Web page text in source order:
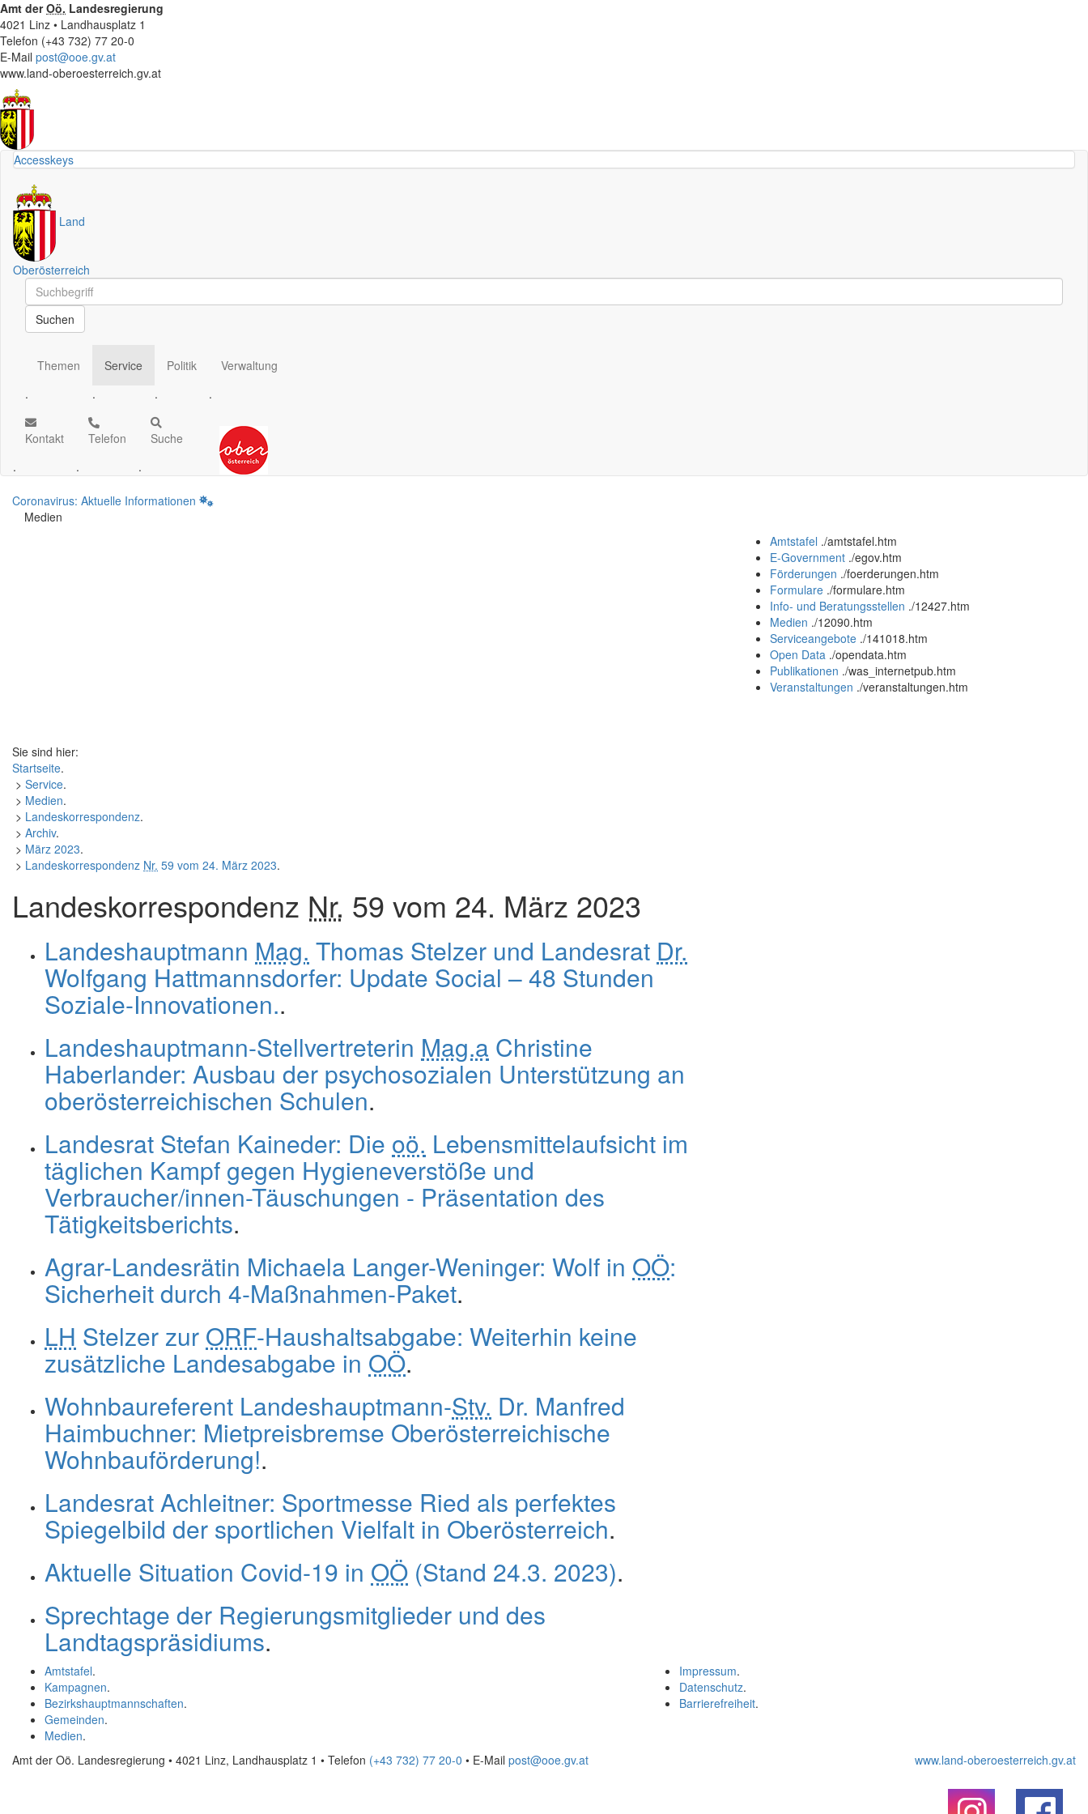
Amt derOö. Landesregierung
4021 Linz • Landhausplatz 1
Telefon (+43 732) 77 20-0
E-Mail post@ooe.gv.at
www.land-oberoesterreich.gv.at
Accesskeys
Land
Oberösterreich
Schnellsuche
Schnellsuche
Suchen
Themen
.
Service
.
Politik
.
Verwaltung
.
Kontakt
.
Telefon
.
Suche
.
Coronavirus: Aktuelle Informationen
Medien
Amtstafel ./amtstafel.htm
E-Government ./egov.htm
Förderungen ./foerderungen.htm
Formulare ./formulare.htm
Info- und Beratungsstellen ./12427.htm
Medien ./12090.htm
Serviceangebote ./141018.htm
Open Data ./opendata.htm
Publikationen ./was_internetpub.htm
Veranstaltungen ./veranstaltungen.htm
Sie sind hier:
Startseite.
> Service.
> Medien.
> Landeskorrespondenz.
> Archiv.
> März 2023.
> Landeskorrespondenz Nr. 59 vom 24. März 2023.
Landeskorrespondenz Nr. 59 vom 24. März 2023
Landeshauptmann Mag. Thomas Stelzer und Landesrat Dr.
Wolfgang Hattmannsdorfer: Update Social – 48 Stunden
Soziale-Innovationen..
Landeshauptmann-Stellvertreterin Mag.a Christine
Haberlander: Ausbau der psychosozialen Unterstützung an
oberösterreichischen Schulen.
Landesrat Stefan Kaineder: Die oö. Lebensmittelaufsicht im
täglichen Kampf gegen Hygieneverstöße und
Verbraucher/innen-Täuschungen - Präsentation des
Tätigkeitsberichts.
Agrar-Landesrätin Michaela Langer-Weninger: Wolf in OÖ:
Sicherheit durch 4-Maßnahmen-Paket.
LH Stelzer zur ORF-Haushaltsabgabe: Weiterhin keine
zusätzliche Landesabgabe in OÖ.
Wohnbaureferent Landeshauptmann-Stv. Dr. Manfred
Haimbuchner: Mietpreisbremse Oberösterreichische
Wohnbauförderung!.
Landesrat Achleitner: Sportmesse Ried als perfektes
Spiegelbild der sportlichen Vielfalt in Oberösterreich.
Aktuelle Situation Covid-19 in OÖ (Stand 24.3. 2023).
Sprechtage der Regierungsmitglieder und des
Landtagspräsidiums.
Impressum.
Datenschutz.
Barrierefreiheit.
Amtstafel.
Kampagnen.
Bezirkshauptmannschaften.
Gemeinden.
Medien.
Amt der Oö. Landesregierung • 4021 Linz, Landhausplatz 1 • Telefon (+43 732) 77 20-0 • E-Mail post@ooe.gv.at www.land-oberoesterreich.gv.at